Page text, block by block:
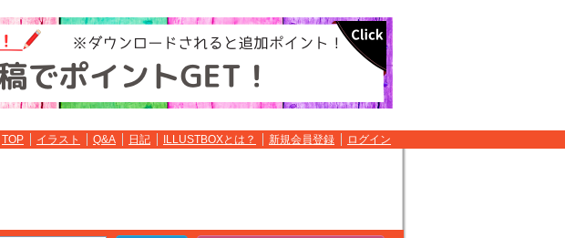
TOP イラスト Q&A 日記 ILLUSTBOXとは？ 新規会員登録 ログイン